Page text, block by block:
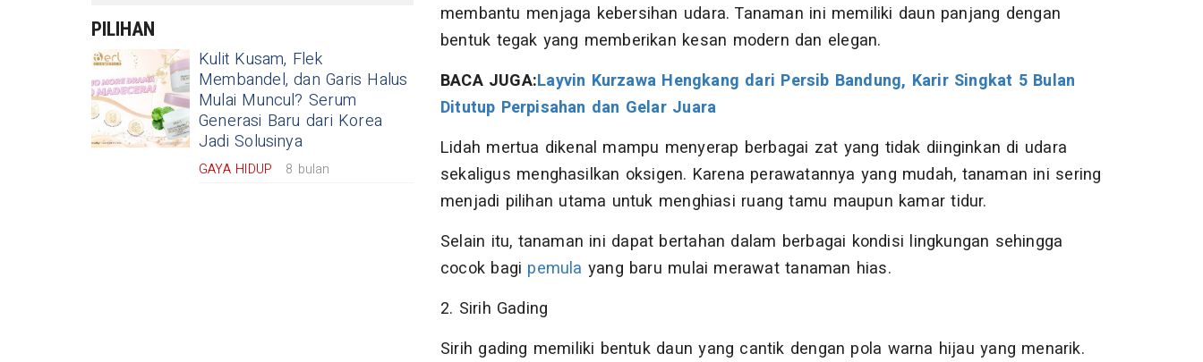
PILIHAN
Kulit Kusam, Flek
Membandel, dan Garis Halus
Mulai Muncul? Serum
Generasi Baru dari Korea
Jadi Solusinya
GAYA HIDUP 8 bulan
membantu menjaga kebersihan udara. Tanaman ini memiliki daun panjang dengan
bentuk tegak yang memberikan kesan modern dan elegan.
BACA JUGA:Layvin Kurzawa Hengkang dari Persib Bandung, Karir Singkat 5 Bulan
Ditutup Perpisahan dan Gelar Juara
Lidah mertua dikenal mampu menyerap berbagai zat yang tidak diinginkan di udara
sekaligus menghasilkan oksigen. Karena perawatannya yang mudah, tanaman ini sering
menjadi pilihan utama untuk menghiasi ruang tamu maupun kamar tidur.
Selain itu, tanaman ini dapat bertahan dalam berbagai kondisi lingkungan sehingga
cocok bagi pemula yang baru mulai merawat tanaman hias.
2. Sirih Gading
Sirih gading memiliki bentuk daun yang cantik dengan pola warna hijau yang menarik.